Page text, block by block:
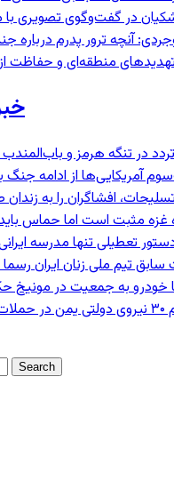
آنچه ترور پدرم
تهدیدهای منطقه‌ای و
تردد در تنگه هرمز و
آمریکایی‌ها از ادامه جنگ
افشاگران را به
غزه مثبت است اما حماس
تعطیلی تنها مدرسه
تیم ملی زنان ایران
خودرو به جمعیت در مونیخ
شدند